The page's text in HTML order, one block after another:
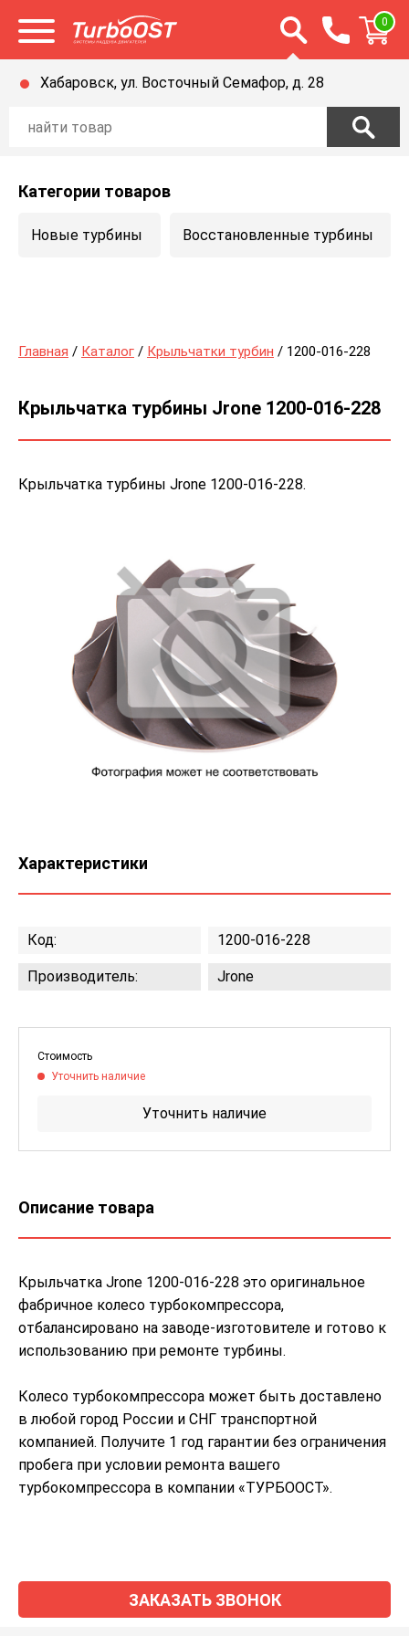
Открыть меню Открыть строку
0
Хабаровск, ул. Восточный Семафор, д. 28
Категории товаров
Новые турбины Восстановленные турбины
Главная / Каталог / Крыльчатки турбин / 1200-016-228
Крыльчатка турбины Jrone 1200-016-228
Крыльчатка турбины Jrone 1200-016-228.
Характеристики
Код: 1200-016-228
Производитель: Jrone
Стоимость
Уточнить наличие
Уточнить наличие
Описание товара
Крыльчатка Jrone 1200-016-228 это оригинальное
фабричное колесо турбокомпрессора,
отбалансировано на заводе-изготовителе и готово к
использованию при ремонте турбины.
Колесо турбокомпрессора может быть доставлено
в любой город России и СНГ транспортной
компанией. Получите 1 год гарантии без ограничения
пробега при условии ремонта вашего
турбокомпрессора в компании «ТУРБООСТ».
ЗАКАЗАТЬ ЗВОНОК